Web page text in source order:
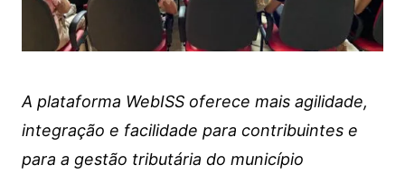
A plataforma WebISS oferece mais agilidade,
integração e facilidade para contribuintes e
para a gestão tributária do município